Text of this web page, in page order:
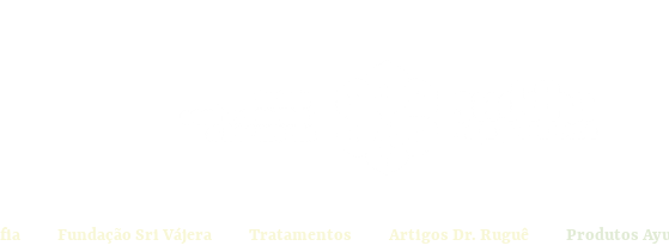
Fundação Sri Vájera Tratamentos Artigos Dr. Ruguê Produtos